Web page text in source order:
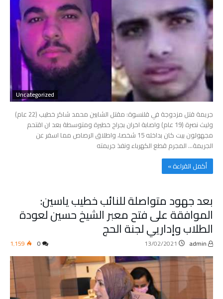
Uncategorized
جريمة قتل مزدوجة في قلنسوة: مقتل الشابين محمد شاكر خطيب (22 عام)
وليث نصرة (19 عام) واصابة اخران بجراح خطيرة ومتوسطة بعد ان اقتحم
مجهولون بيت كان بداخله 15 شخصا، واطلاق الرصاص مما اسفر عن
الجريمة… المجرم قطع الكهرباء ونفذ جريمته
‫أكمل القراءة »‬
بعد جهود متواصلة للنائب خطيب ياسين:
الموافقة على فتح معبر الشيخ حسين لعودة
الطلاب وإداريي لجنة الحج
13/02/2021 1٬159